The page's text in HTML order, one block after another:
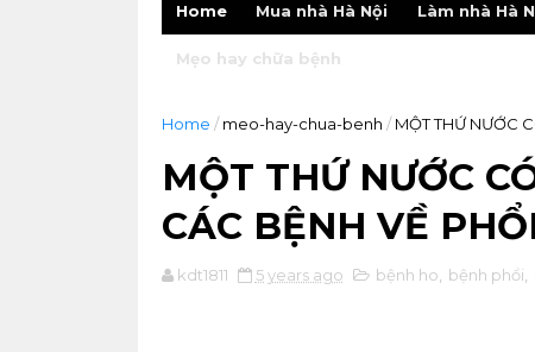
Home Mua nhà Hà Nội Làm nhà Hà
Mẹo hay chữa bệnh
Home / meo-hay-chua-benh / MỘT THỨ NƯỚC
MỘT THỨ NƯỚC
CÁC BỆNH VỀ
kdt1811 5 years ago bệnh ho bệnh phổi